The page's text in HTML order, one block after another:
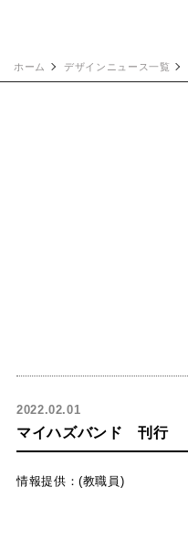
ホーム デザインニュース一覧
2022.02.01
マイハズバンド 刊行
情報提供：(教職員)